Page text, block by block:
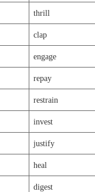
thrill
clap
engage
repay
restrain
invest
justify
heal
digest